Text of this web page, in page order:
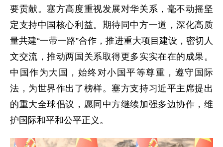
要贡献。塞方高度重视发展对华关系，毫不动摇坚
定支持中国核心利益。期待同中方一道，深化高质
量共建“一带一路”合作，推进重大项目建设，密切人
文交流，推动两国关系取得更多实实在在的成果。
中国作为大国，始终对小国平等尊重，遵守国际
法，为世界作出了榜样。塞方支持习近平主席提出
的重大全球倡议，愿同中方继续加强多边协作，维
护国际和平和公平正义。